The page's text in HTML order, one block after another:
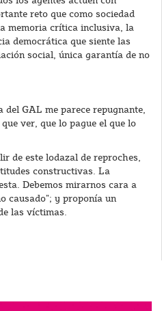
reto que como sociedad
memoria crítica inclusiva, la
democrática que siente las
social, única garantía de no
GAL me parece repugnante,
ver, que lo pague el que lo
de este lodazal de reproches,
constructivas. La
Debemos mirarnos cara a
causado”; y proponía un
las víctimas.